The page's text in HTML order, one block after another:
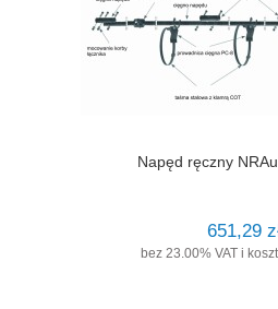
Napęd ręczny
651,29
bez 23.00% VAT i